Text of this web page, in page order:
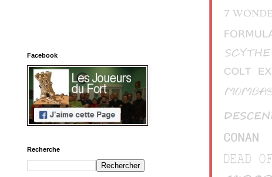
Facebook
Recherche